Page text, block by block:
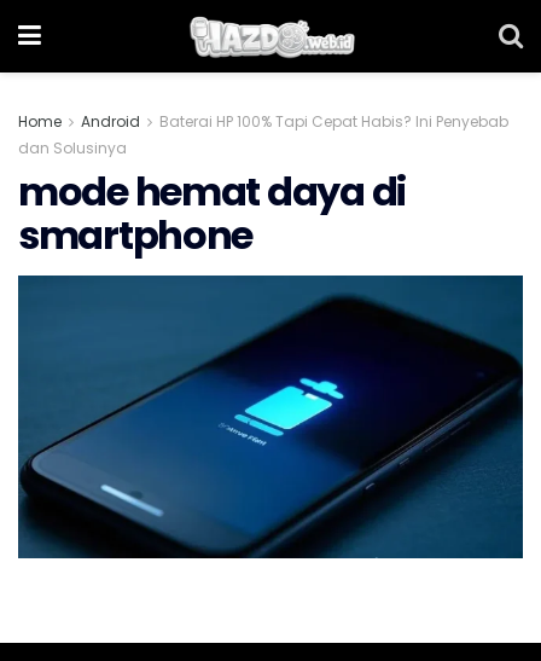
Home Android
Baterai HP 100% Tapi Cepat Habis? Ini Penyebab
dan Solusinya
mode hemat daya di
smartphone